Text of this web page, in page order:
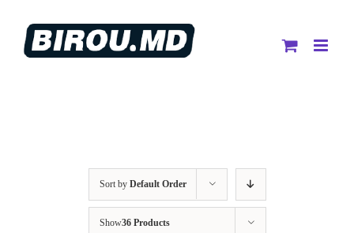
content
Sort by Default Order
Show36 Products